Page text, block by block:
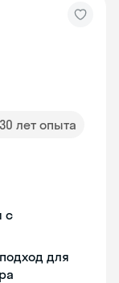
30 лет опыта
с
для